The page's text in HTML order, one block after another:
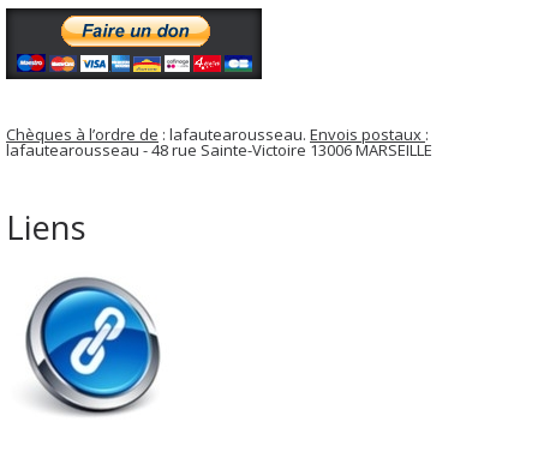
Chèques à l’ordre de : lafautearousseau. Envois postaux :
lafautearousseau - 48 rue Sainte-Victoire 13006 MARSEILLE
Liens